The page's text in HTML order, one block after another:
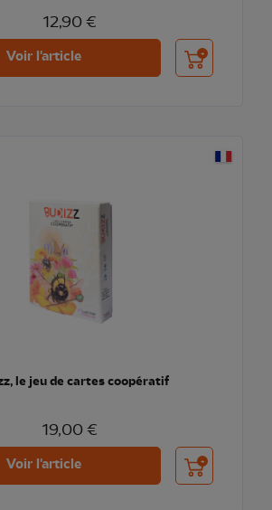
12,90 €
Voir l'article Ajouter au
le jeu de cartes coopératif
19,00 €
Voir l'article Ajouter au